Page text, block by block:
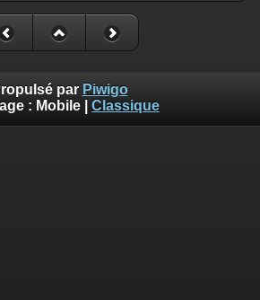
par Piwigo
: Mobile Classique